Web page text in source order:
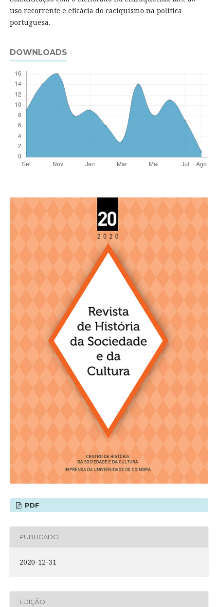
uso recorrente e eficácia do caciquismo na política
portuguesa.
DOWNLOADS
PDF
PUBLICADO
2020-12-31
EDIÇÃO